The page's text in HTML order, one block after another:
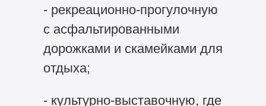
- рекреационно-прогулочную
с асфальтированными
дорожками и скамейками для
отдыха;
- культурно-выставочную, где